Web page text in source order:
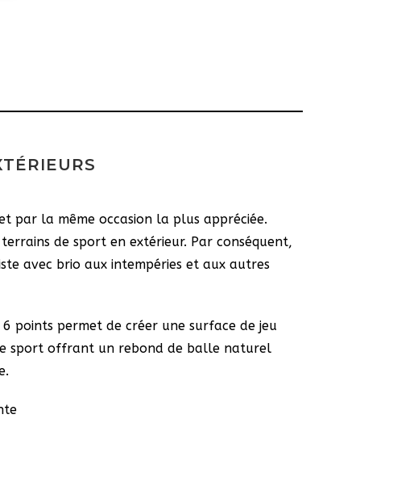
par la même occasion la plus appréciée.
de sport en extérieur. Par conséquent,
avec brio aux intempéries et aux autres
points permet de créer une surface de jeu
sport offrant un rebond de balle naturel